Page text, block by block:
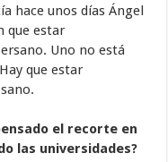
hace unos días Ángel
que estar
Uno no está
que estar
el recorte en
las universidades?